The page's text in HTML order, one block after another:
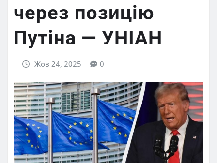
через позицію
Путіна — УНІАН
Жов 24, 2025 0